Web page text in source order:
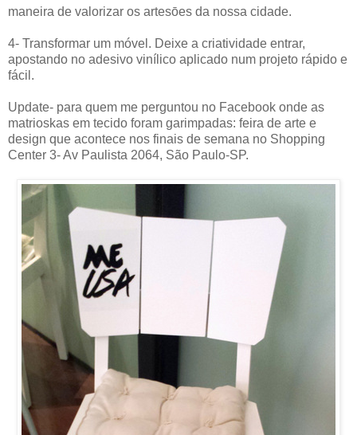
maneira de valorizar os artesōes da nossa cidade.
4- Transformar um móvel. Deixe a criatividade entrar,
apostando no adesivo vinílico aplicado num projeto rápido e
fácil.
Update- para quem me perguntou no Facebook onde as
matrioskas em tecido foram garimpadas: feira de arte e
design que acontece nos finais de semana no Shopping
Center 3- Av Paulista 2064, São Paulo-SP.